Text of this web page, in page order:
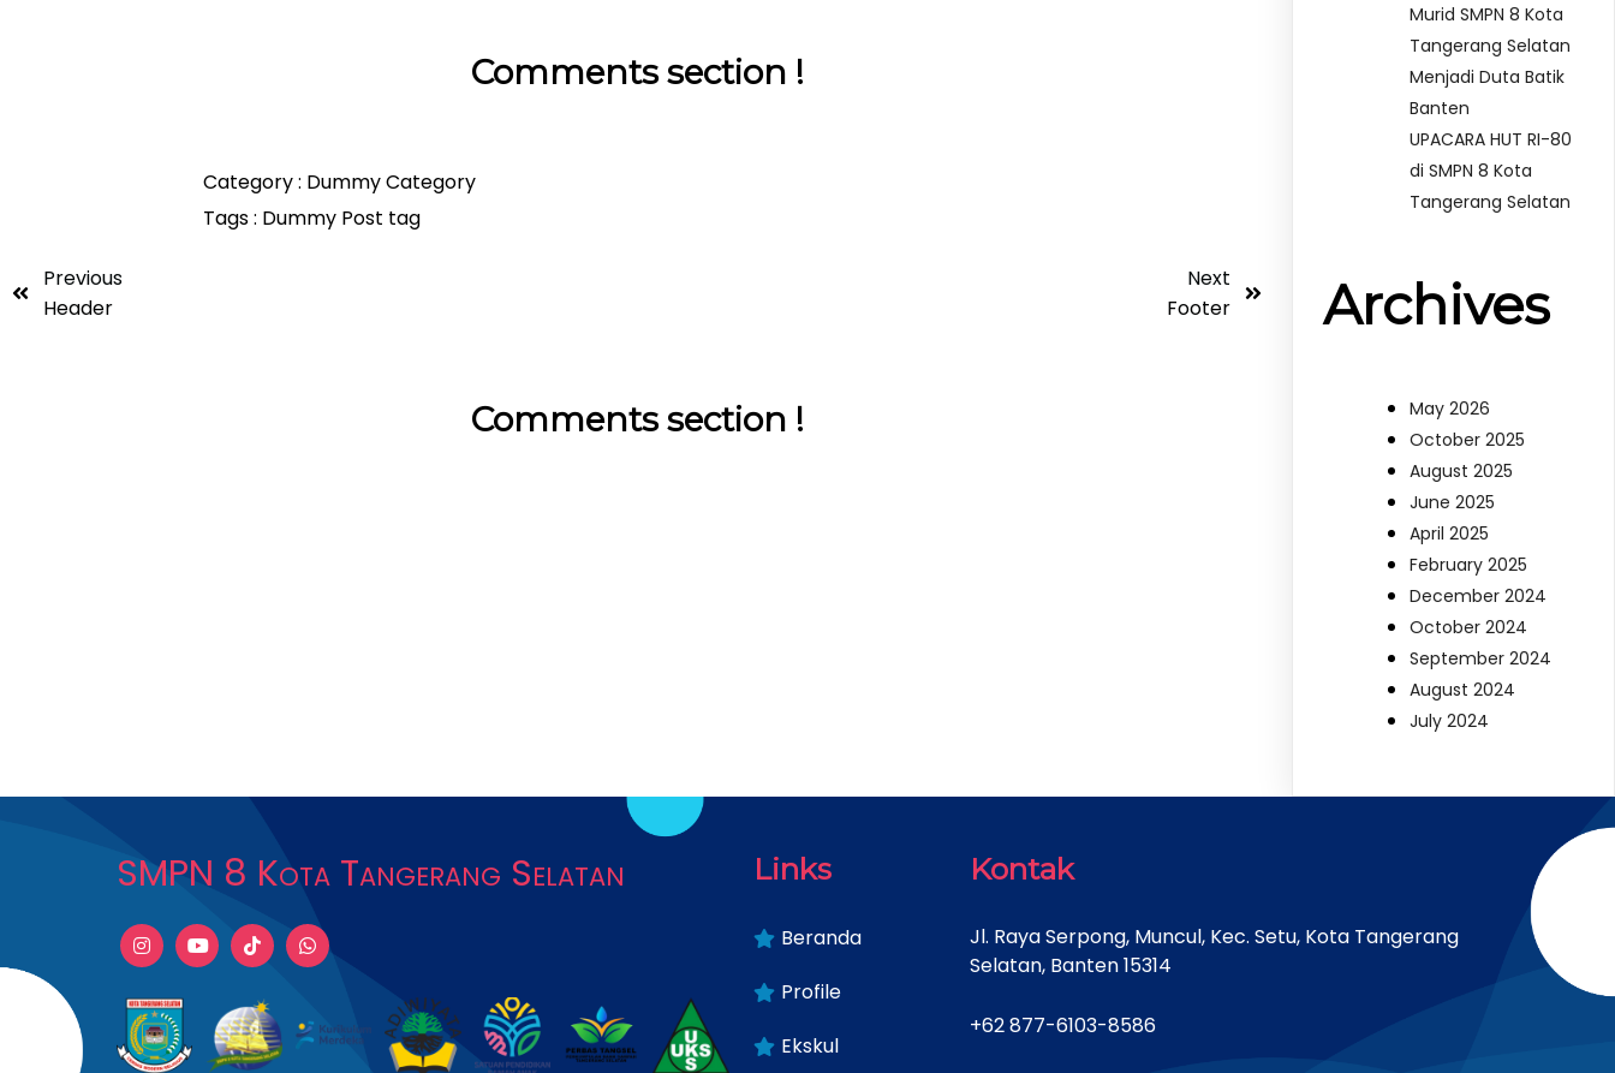
Comments section !
Category : Dummy Category
Tags : Dummy Post tag
Previous
Header
Next
Footer
Comments section !
Murid SMPN 8 Kota
Tangerang Selatan
Menjadi Duta Batik
Banten
UPACARA HUT RI-80
di SMPN 8 Kota
Tangerang Selatan
Archives
May 2026
October 2025
August 2025
June 2025
April 2025
February 2025
December 2024
October 2024
September 2024
August 2024
July 2024
SMPN 8 Kota Tangerang Selatan Links
Beranda
Profile
Ekskul
Kontak
Jl. Raya Serpong, Muncul, Kec. Setu, Kota Tangerang
Selatan, Banten 15314
+62 877-6103-8586